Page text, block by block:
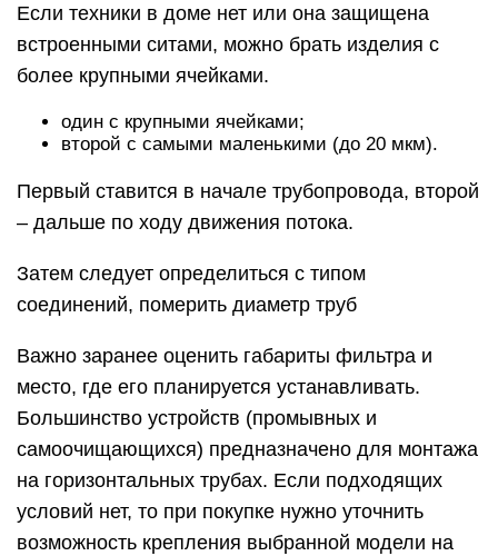
Если техники в доме нет или она защищена
встроенными ситами, можно брать изделия с
более крупными ячейками.
один с крупными ячейками;
второй с самыми маленькими (до 20 мкм).
Первый ставится в начале трубопровода, второй
– дальше по ходу движения потока.
Затем следует определиться с типом
соединений, померить диаметр труб
Важно заранее оценить габариты фильтра и
место, где его планируется устанавливать.
Большинство устройств (промывных и
самоочищающихся) предназначено для монтажа
на горизонтальных трубах. Если подходящих
условий нет, то при покупке нужно уточнить
возможность крепления выбранной модели на